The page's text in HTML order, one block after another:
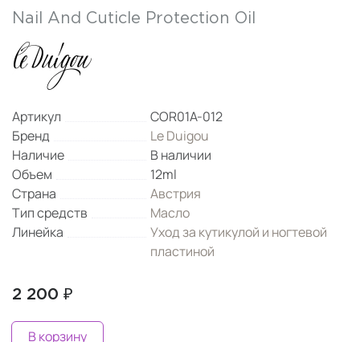
Nail And Cuticle Protection Oil
Артикул
COR01A-012
Бренд
Le Duigou
Наличие
В наличии
Объем
12ml
Страна
Австрия
Тип средств
Масло
Линейка
Уход за кутикулой и ногтевой
пластиной
2 200 ₽
В корзину